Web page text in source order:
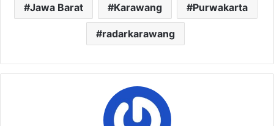
Jawa Barat Karawang Purwakarta
radarkarawang